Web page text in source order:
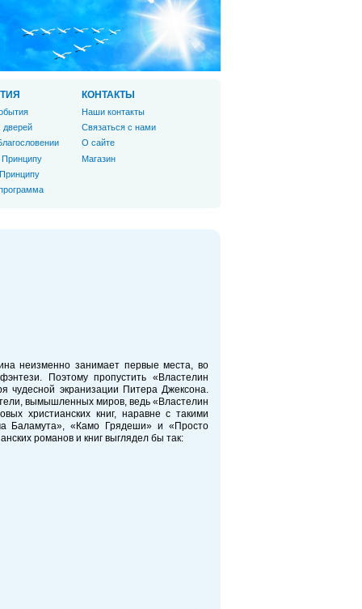
неизменно занимает первые места, во
Поэтому пропустить «Властелин
чудесной экранизации Питера Джексона.
вымышленных миров, ведь «Властелин
христианских книг, наравне с такими
Баламута», «Камо Грядеши» и «Просто
романов и книг выглядел бы так:
дверей
КОНТАКТЫ
Наши контакты
Связаться с нами
О сайте
Магазин